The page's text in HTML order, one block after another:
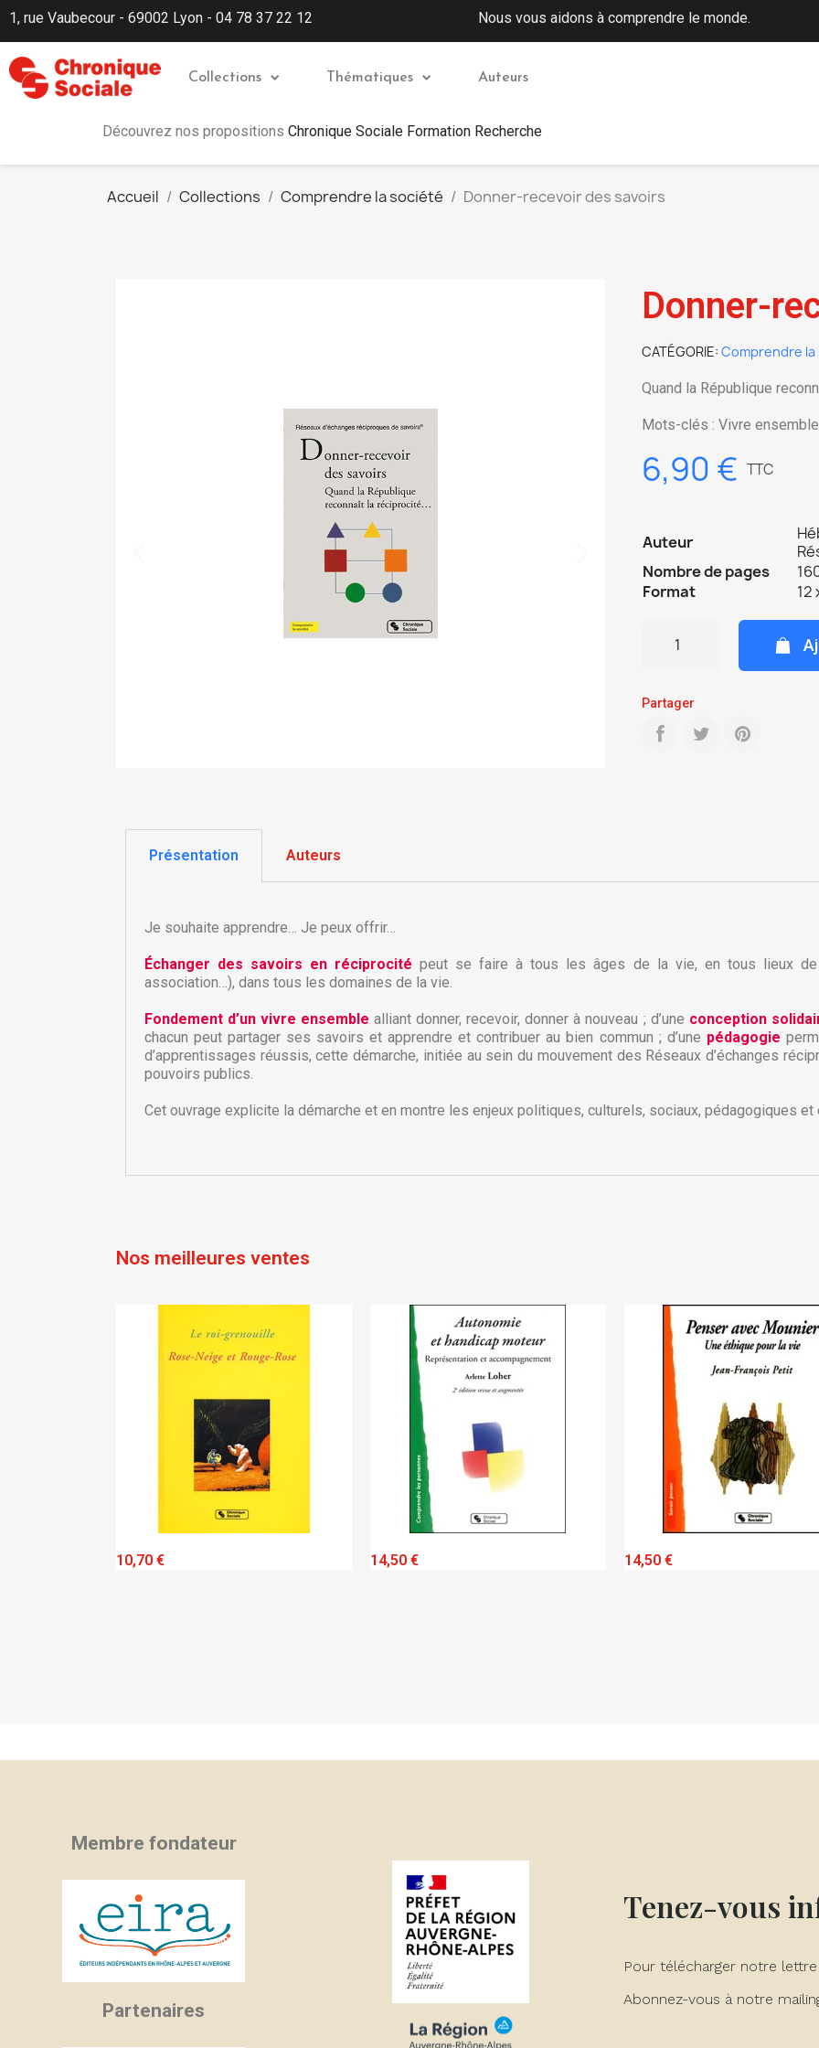
add_circle_outline Créer une nouvelle liste
Créer une liste d'envies
Nom de la liste d'envies
Vous devez être connecté pour ajouter des produits à votre liste
1, rue Vaubecour - 69002 Lyon - 04 78 37 22 12 Nous vous aidons à comprendre le monde.
Collections Thématiques Auteurs
Découvrez nos propositions Chronique Sociale Formation Recherche
Accueil Collections Comprendre la société Donner-recevoir des savoirs
Donner-
CATÉGORIE Comprendre
Quand la République
Mots-clés : Vivre
6,90 € TTC
Auteur
Nombre de pages
Format
12
Partager
Présentation Auteurs
Je souhaite apprendre… Je peux offrir…
Échanger des savoirs en réciprocité peut se faire à tous les âges de la vie, en tous lieux de
association…), dans tous les domaines de la vie.
Fondement d’un vivre ensemblealliant donner, recevoir, donner à nouveau ; d’une conception
chacun peut partager ses savoirs et apprendre et contribuer au bien commun ; d’une pédagogie
d’apprentissages réussis, cette démarche, initiée au sein du mouvement des Réseaux d’échanges
pouvoirs publics.
Cet ouvrage explicite la démarche et en montre les enjeux politiques, culturels, sociaux, pédagogiques et
Nos meilleures ventes
10,70 € 14,50 € 14,50 €
Membre fondateur
Partenaires
Tenez-vous
Pour télécharger notre
Abonnez-vous à notre